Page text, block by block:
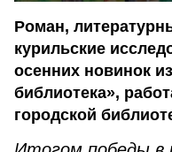
Роман,
курильские
осенних новинок
библиотека»,
городской